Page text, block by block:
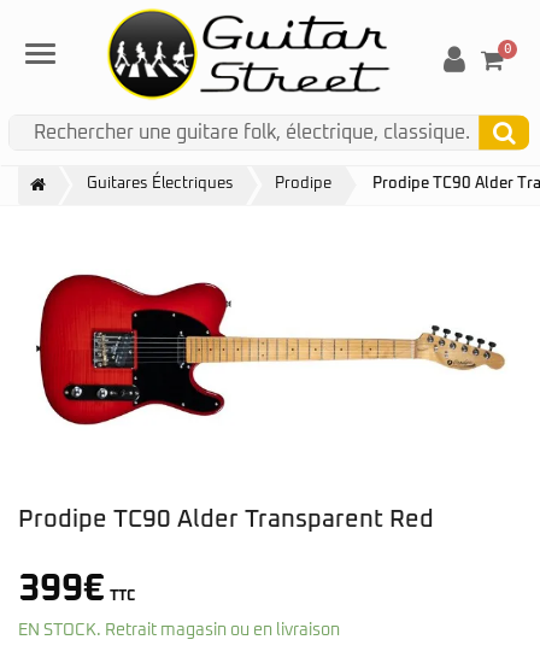
Menu 0
Guitares Électriques Prodipe Prodipe TC90 Alder
Prodipe TC90 Alder Transparent Red
399€ TTC
EN STOCK. Retrait magasin ou en livraison